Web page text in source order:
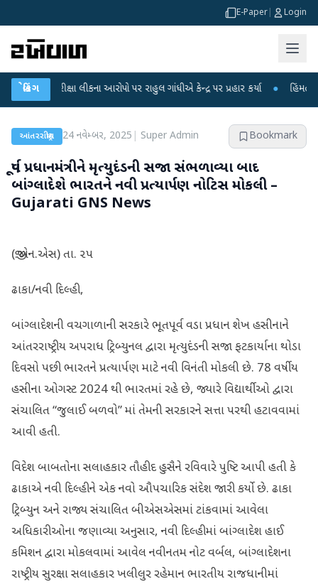
E-Paper Login
બ્રેકિંગ
પરીક્ષા લીકના આરોપો પર રાહુલ ગાંધીએ કેન્દ્ર પર પ્રહાર કર્યા ● હિંમતનગરમાં
આંતરરાષ્ટ્રીય 24 નવેમ્બર, 2025 Super Admin Bookmark
પૂર્વ પ્રધાનમંત્રીને મૃત્યુદંડની સજા સંભળાવ્યા બાદ
બાંગ્લાદેશે ભારતને નવી પ્રત્યાર્પણ નોટિસ મોકલી –
Gujarati GNS News
(જી.એન.એસ) તા. ૨૫
ઢાકા/નવી દિલ્હી,
બાંગ્લાદેશની વચગાળાની સરકારે ભૂતપૂર્વ વડા પ્રધાન શેખ હસીનાને
આંતરરાષ્ટ્રીય અપરાધ ટ્રિબ્યુનલ દ્વારા મૃત્યુદંડની સજા ફટકાર્યાના થોડા
દિવસો પછી ભારતને પ્રત્યાર્પણ માટે નવી વિનંતી મોકલી છે. 78 વર્ષીય
હસીના ઓગસ્ટ 2024 થી ભારતમાં રહે છે, જ્યારે વિદ્યાર્થીઓ દ્વારા
સંચાલિત “જુલાઈ બળવો” માં તેમની સરકારને સત્તા પરથી હટાવવામાં
આવી હતી.
વિદેશ બાબતોના સલાહકાર તૌહીદ હુસૈને રવિવારે પુષ્ટિ આપી હતી કે
ઢાકાએ નવી દિલ્હીને એક નવો ઔપચારિક સંદેશ જારી કર્યો છે. ઢાકા
ટ્રિબ્યુન અને રાજ્ય સંચાલિત બીએસએસમાં ટાંકવામાં આવેલા
અધિકારીઓના જણાવ્યા અનુસાર, નવી દિલ્હીમાં બાંગ્લાદેશ હાઈ
કમિશન દ્વારા મોકલવામાં આવેલ નવીનતમ નોટ વર્બલ, બાંગ્લાદેશના
રાષ્ટ્રીય સુરક્ષા સલાહકાર ખલીલુર રહેમાન ભારતીય રાજધાનીમાં